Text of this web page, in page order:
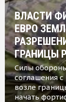
ВЛАСТИ
ЕВРО
ГРАНИЦЫ
Силы
соглашения
возле
начать